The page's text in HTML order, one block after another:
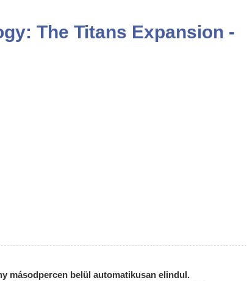
The Titans Expansion -
másodpercen belül automatikusan elindul.